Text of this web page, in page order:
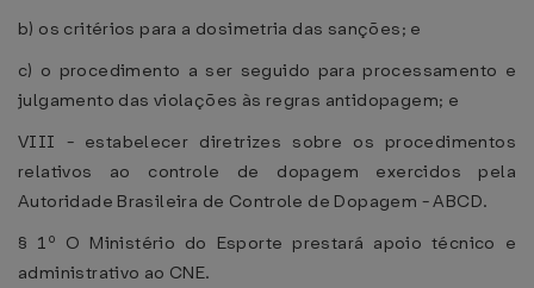
b) os critérios para a dosimetria das sanções; e
c) o procedimento a ser seguido para processamento e
julgamento das violações às regras antidopagem; e
VIII - estabelecer diretrizes sobre os procedimentos
relativos ao controle de dopagem exercidos pela
Autoridade Brasileira de Controle de Dopagem - ABCD.
§ 1º O Ministério do Esporte prestará apoio técnico e
administrativo ao CNE.